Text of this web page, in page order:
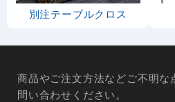
別注テーブルクロス
商品やご注文方法などご不明な
問い合わせください。